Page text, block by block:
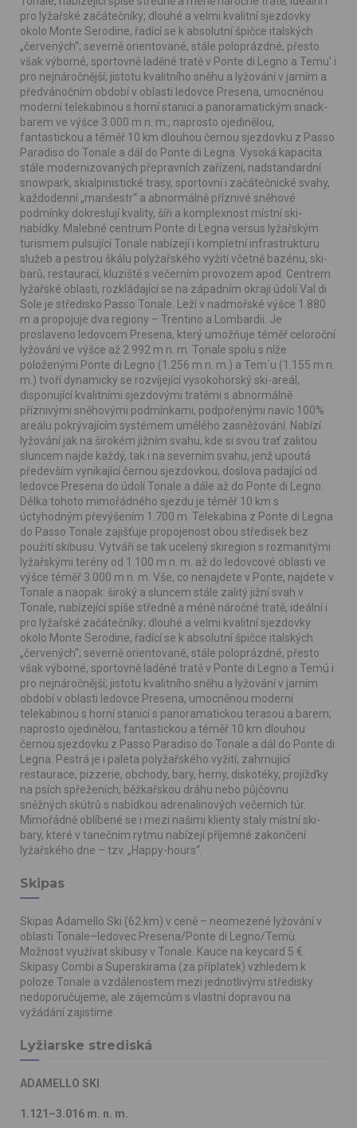
pro lyžařské začátečníky; dlouhé a velmi kvalitní sjezdovky
okolo Monte Serodine, řadící se k absolutní špičce italských
„červených“; severně orientované, stále poloprázdné, přesto
však výborné, sportovně laděné tratě v Ponte di Legno a Temu' i
pro nejnáročnější; jistotu kvalitního sněhu a lyžování v jarním a
předvánočním období v oblasti ledovce Presena, umocněnou
moderní telekabinou s horní stanicí a panoramatickým snack-
barem ve výšce 3.000 m n. m.; naprosto ojedinělou,
fantastickou a téměř 10 km dlouhou černou sjezdovku z Passo
Paradiso do Tonale a dál do Ponte di Legna. Vysoká kapacita
stále modernizovaných přepravních zařízení, nadstandardní
snowpark, skialpinistické trasy, sportovní i začátečnické svahy,
každodenní „manšestr“ a abnormálně příznivé sněhové
podmínky dokreslují kvality, šíři a komplexnost místní ski-
nabídky. Malebné centrum Ponte di Legna versus lyžařským
turismem pulsující Tonale nabízejí i kompletní infrastrukturu
služeb a pestrou škálu polyžařského vyžití včetně bazénu, ski-
barů, restaurací, kluziště s večerním provozem apod. Centrem
lyžařské oblasti, rozkládající se na západním okraji údolí Val di
Sole je středisko Passo Tonale. Leží v nadmořské výšce 1.880
m a propojuje dva regiony – Trentino a Lombardii. Je
proslaveno ledovcem Presena, který umožňuje téměř celoroční
lyžování ve výšce až 2.992 m n. m. Tonale spolu s níže
položenými Ponte di Legno (1.256 m n. m.) a Tem`u (1.155 m n.
m.) tvoří dynamicky se rozvíjející vysokohorský ski-areál,
disponující kvalitními sjezdovými tratěmi s abnormálně
příznivými sněhovými podmínkami, podpořenými navíc 100%
areálu pokrývajícím systémem umělého zasněžování. Nabízí
lyžování jak na širokém jižním svahu, kde si svou trať zalitou
sluncem najde každý, tak i na severním svahu, jenž upoutá
především vynikající černou sjezdovkou, doslova padající od
ledovce Presena do údolí Tonale a dále až do Ponte di Legno.
Délka tohoto mimořádného sjezdu je téměř 10 km s
úctyhodným převýšením 1.700 m. Telekabina z Ponte di Legna
do Passo Tonale zajišťuje propojenost obou středisek bez
použití skibusu. Vytváří se tak ucelený skiregion s rozmanitými
lyžařskými terény od 1.100 m n. m. až do ledovcové oblasti ve
výšce téměř 3.000 m n. m. Vše, co nenajdete v Ponte, najdete v
Tonale a naopak: široký a sluncem stále zalitý jižní svah v
Tonale, nabízející spíše středně a méně náročné tratě, ideální i
pro lyžařské začátečníky; dlouhé a velmi kvalitní sjezdovky
okolo Monte Serodine, řadící se k absolutní špičce italských
„červených“; severně orientované, stále poloprázdné, přesto
však výborné, sportovně laděné tratě v Ponte di Legno a Temú i
pro nejnáročnější; jistotu kvalitního sněhu a lyžování v jarním
období v oblasti ledovce Presena, umocněnou moderní
telekabinou s horní stanicí s panoramatickou terasou a barem;
naprosto ojedinělou, fantastickou a téměř 10 km dlouhou
černou sjezdovku z Passo Paradiso do Tonale a dál do Ponte di
Legna. Pestrá je i paleta polyžařského vyžití, zahrnující
restaurace, pizzerie, obchody, bary, herny, diskotéky, projížďky
na psích spřeženích, běžkařskou dráhu nebo půjčovnu
sněžných skútrů s nabídkou adrenalinových večerních túr.
Mimořádně oblíbené se i mezi našimi klienty staly místní ski-
bary, které v tanečním rytmu nabízejí příjemné zakončení
lyžařského dne – tzv. „Happy-hours“.
Skipas
Skipas Adamello Ski (62 km) v ceně – neomezené lyžování v
oblasti Tonale–ledovec Presena/Ponte di Legno/Temù.
Možnost využívat skibusy v Tonale. Kauce na keycard 5 €.
Skipasy Combi a Superskirama (za příplatek) vzhledem k
poloze Tonale a vzdálenostem mezi jednotlivými středisky
nedoporučujeme, ale zájemcům s vlastní dopravou na
vyžádání zajistíme.
Lyžiarske strediská
ADAMELLO SKI
1.121–3.016 m. n. m.